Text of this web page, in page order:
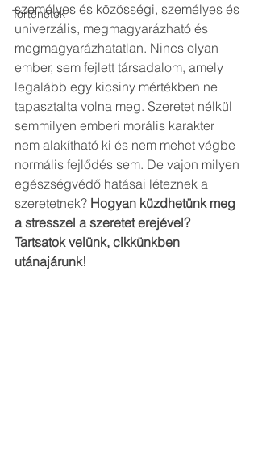
Történetek
személyes és közösségi, személyes és
univerzális, megmagyarázható és
megmagyarázhatatlan. Nincs olyan
ember, sem fejlett társadalom, amely
legalább egy kicsiny mértékben ne
tapasztalta volna meg. Szeretet nélkül
semmilyen emberi morális karakter
nem alakítható ki és nem mehet végbe
normális fejlődés sem. De vajon milyen
egészségvédő hatásai léteznek a
szeretetnek? Hogyan küzdhetünk meg
a stresszel a szeretet erejével?
Tartsatok velünk, cikkünkben
utánajárunk!